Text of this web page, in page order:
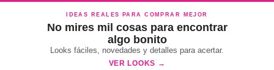
IDEAS REALES PARA COMPRAR MEJOR
No mires mil cosas para encontrar
algo bonito
Looks fáciles, novedades y detalles para acertar.
VER LOOKS →